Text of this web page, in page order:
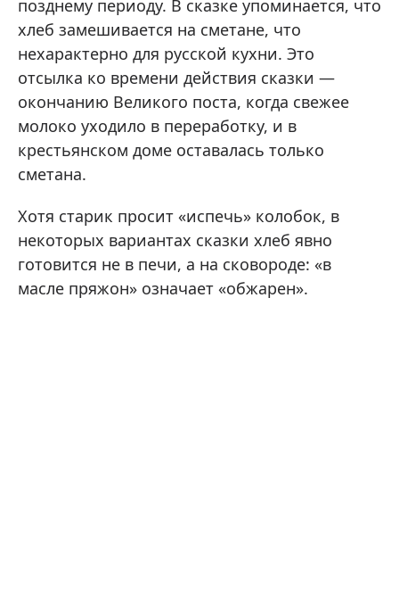
позднему периоду. В сказке упоминается, что
хлеб замешивается на сметане, что
нехарактерно для русской кухни. Это
отсылка ко времени действия сказки —
окончанию Великого поста, когда свежее
молоко уходило в переработку, и в
крестьянском доме оставалась только
сметана.
Хотя старик просит «испечь» колобок, в
некоторых вариантах сказки хлеб явно
готовится не в печи, а на сковороде: «в
масле пряжон» означает «обжарен».